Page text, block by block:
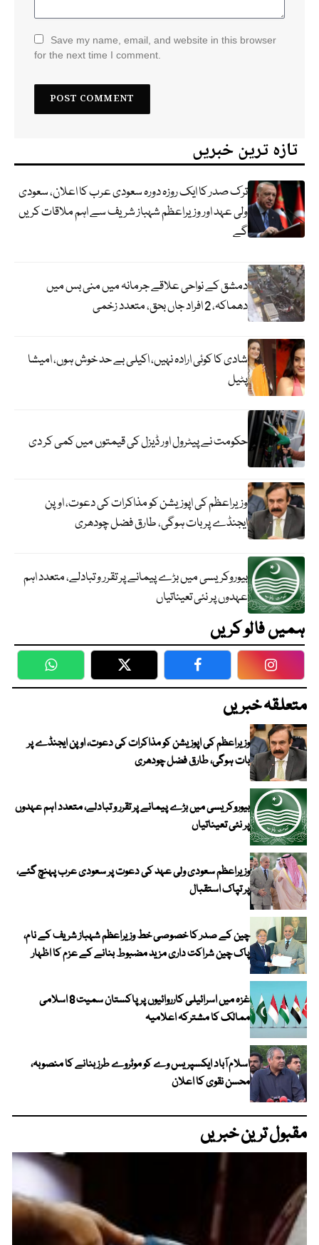
Save my name, email, and website in this browser
for the next time I comment.
تازہ ترین خبریں
ترک صدر کا ایک روزہ دورہ سعودی عرب کا اعلان، سعودی
ولی عہد اور وزیراعظم شہباز شریف سے اہم ملاقات کریں
گے
دمشق کے نواحی علاقے جرمانہ میں منی بس میں
دھماکہ، 2 افراد جاں بحق، متعدد زخمی
شادی کا کوئی ارادہ نہیں، اکیلی بے حد خوش ہوں، امیشا
پٹیل
حکومت نے پیٹرول اور ڈیزل کی قیمتوں میں کمی کر دی
وزیراعظم کی اپوزیشن کو مذاکرات کی دعوت، اوپن
ایجنڈے پر بات ہوگی، طارق فضل چودھری
بیوروکریسی میں بڑے پیمانے پر تقرر و تبادلے، متعدد اہم
عہدوں پر نئی تعیناتیاں
ہمیں فالو کریں
WhatsApp Twitter Facebook
متعلقہ خبریں
وزیراعظم کی اپوزیشن کو مذاکرات کی دعوت، اوپن ایجنڈے پر
بات ہوگی، طارق فضل چودھری
بیوروکریسی میں بڑے پیمانے پر تقرر و تبادلے، متعدد اہم عہدوں
پر نئی تعیناتیاں
وزیراعظم سعودی ولی عہد کی دعوت پر سعودی عرب پہنچ گئے،
پر تپاک استقبال
چین کے صدر کا خصوصی خط وزیراعظم شہباز شریف کے نام،
پاک چین شراکت داری مزید مضبوط بنانے کے عزم کا اظہار
غزہ میں اسرائیلی کارروائیوں پر پاکستان سمیت 8 اسلامی
ممالک کا مشترکہ اعلامیہ
اسلام آباد ایکسپریس وے کو موٹروے طرز بنانے کا منصوبہ،
محسن نقوی کا اعلان
مقبول ترین خبریں